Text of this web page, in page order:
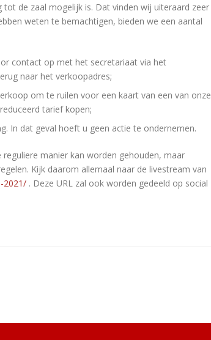
de zaal mogelijk is. Dat vinden wij uiteraard zeer
weten te bemachtigen, bieden we een aantal
contact op met het secretariaat via het
naar het verkoopadres;
om te ruilen voor een kaart van een van onze
tarief kopen;
In dat geval hoeft u geen actie te ondernemen.
manier kan worden gehouden, maar
Kijk daarom allemaal naar de livestream van
2021/ . Deze URL zal ook worden gedeeld op social